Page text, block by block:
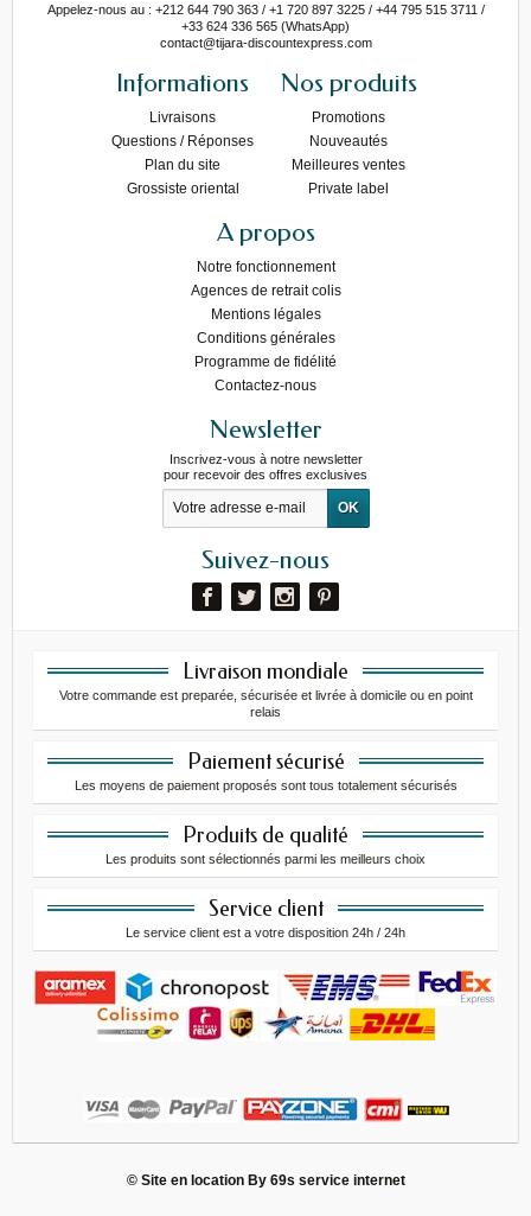
Appelez-nous au : +212 644 790 363 / +1 720 897 3225 / +44 795 515 3711 /
+33 624 336 565 (WhatsApp)
contact@tijara-discountexpress.com
Informations
Livraisons
Questions / Réponses
Plan du site
Grossiste oriental
Nos produits
Promotions
Nouveautés
Meilleures ventes
Private label
A propos
Notre fonctionnement
Agences de retrait colis
Mentions légales
Conditions générales
Programme de fidélité
Contactez-nous
Newsletter
Inscrivez-vous à notre newsletter
pour recevoir des offres exclusives
Suivez-nous
Livraison mondiale
Votre commande est preparée, sécurisée et livrée à domicile ou en point
relais
Paiement sécurisé
Les moyens de paiement proposés sont tous totalement sécurisés
Produits de qualité
Les produits sont sélectionnés parmi les meilleurs choix
Service client
Le service client est a votre disposition 24h / 24h
© Site en location By 69s service internet